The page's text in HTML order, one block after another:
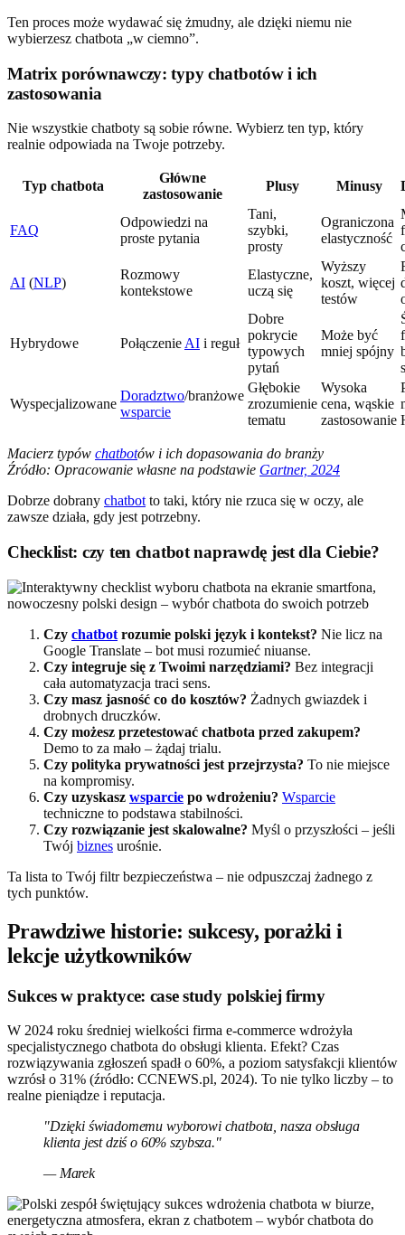
Ten proces może wydawać się żmudny, ale dzięki niemu nie
wybierzesz chatbota „w ciemno”.
Matrix porównawczy: typy chatbotów i ich
zastosowania
Nie wszystkie chatboty są sobie równe. Wybierz ten typ, który
realnie odpowiada na Twoje potrzeby.
Typ chatbota
Główne
zastosowanie
Plusy Minusy
FAQ
Odpowiedzi na
proste pytania
Tani,
szybki,
prosty
Ograniczona
elastyczność
AI (NLP)
Rozmowy
kontekstowe
Elastyczne,
uczą się
Wyższy
koszt, więcej
testów
Hybrydowe PołączenieAI i reguł
Dobre
pokrycie
typowych
pytań
Może być
mniej spójny
Wyspecjalizowane
Doradztwo/branżowe
wsparcie
Głębokie
zrozumienie
tematu
Wysoka
cena, wąskie
zastosowanie
Macierz typów chatbotów i ich dopasowania do branży
Źródło: Opracowanie własne na podstawie Gartner, 2024
Dobrze dobrany chatbotto taki, który nie rzuca się w oczy, ale
zawsze działa, gdy jest potrzebny.
Checklist: czy ten chatbot naprawdę jest dla Ciebie?
Czy chatbot rozumie polski język i kontekst? Nie licz na
Google Translate – bot musi rozumieć niuanse.
Czy integruje się z Twoimi narzędziami? Bez integracji
cała automatyzacja traci sens.
Czy masz jasność co do kosztów? Żadnych gwiazdek i
drobnych druczków.
Czy możesz przetestować chatbota przed zakupem?
Demo to za mało – żądaj trialu.
Czy polityka prywatności jest przejrzysta? To nie miejsce
na kompromisy.
Czy uzyskasz wsparcie po wdrożeniu? Wsparcie
techniczne to podstawa stabilności.
Czy rozwiązanie jest skalowalne? Myśl o przyszłości – jeśli
Twój biznes urośnie.
Ta lista to Twój filtr bezpieczeństwa – nie odpuszczaj żadnego z
tych punktów.
Prawdziwe historie: sukcesy, porażki i
lekcje użytkowników
Sukces w praktyce: case study polskiej firmy
W 2024 roku średniej wielkości firma e-commerce wdrożyła
specjalistycznego chatbota do obsługi klienta. Efekt? Czas
rozwiązywania zgłoszeń spadł o 60%, a poziom satysfakcji klientów
wzrósł o 31% (źródło: CCNEWS.pl, 2024). To nie tylko liczby – to
realne pieniądze i reputacja.
"Dzięki świadomemu wyborowi chatbota, nasza obsługa
klienta jest dziś o 60% szybsza."
— Marek